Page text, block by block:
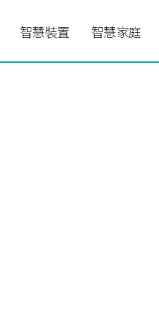
智慧裝置 智慧家庭